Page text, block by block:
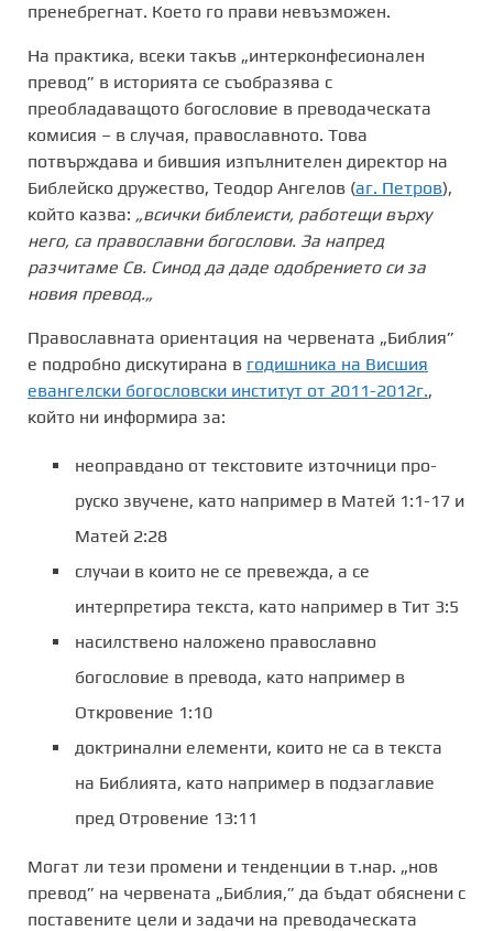
пренебрегнат. Което го прави невъзможен.
На практика, всеки такъв „интерконфесионален
превод” в историята се съобразява с
преобладаващото богословие в преводаческата
комисия – в случая, православното. Това
потвърждава и бившия изпълнителен директор на
Библейско дружество, Теодор Ангелов (аг. Петров),
който казва: „всички библеисти, работещи върху
него, са православни богослови. За напред
разчитаме Св. Синод да даде одобрението си за
новия превод.„
Православната ориентация на червената „Библия”
е подробно дискутирана в годишника на Висшия
евангелски богословски институт от 2011-2012г.,
който ни информира за:
неоправдано от текстовите източници про-
руско звучене, като например в Матей 1:1-17 и
Матей 2:28
случаи в които не се превежда, а се
интерпретира текста, като например в Тит 3:5
насилствено наложено православно
богословие в превода, като например в
Откровение 1:10
доктринални елементи, които не са в текста
на Библията, като например в подзаглавие
пред Отровение 13:11
Могат ли тези промени и тенденции в т.нар. „нов
превод” на червената „Библия,” да бъдат обяснени с
поставените цели и задачи на преводаческата